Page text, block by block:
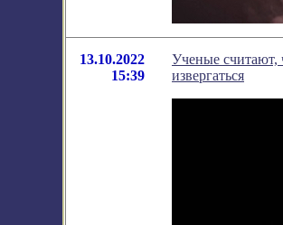
13.10.2022
15:39
Ученые считают,
извергаться